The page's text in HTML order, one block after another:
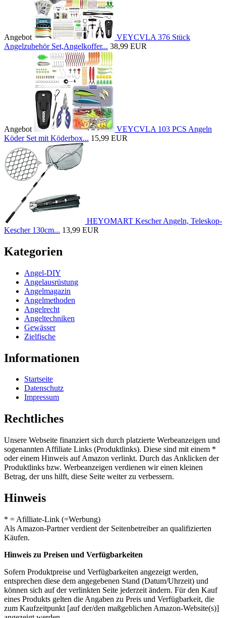
Angebot
VEYCVLA 376 Stück
Angelzubehör Set,Angelkoffer... 38,99 EUR
Angebot
VEYCVLA 103 PCS Angeln
Köder Set mit Köderbox... 15,99 EUR
HEYOMART Kescher Angeln, Teleskop-
Kescher 130cm... 13,99 EUR
Kategorien
Angel-DIY
Angelausrüstung
Angelmagazin
Angelmethoden
Angelrecht
Angeltechniken
Gewässer
Zielfische
Informationen
Startseite
Datenschutz
Impressum
Rechtliches
Unsere Webseite finanziert sich durch platzierte Werbeanzeigen und
sogenannten Affiliate Links (Produktlinks). Diese sind mit einem *
oder einem Hinweis auf Amazon verlinkt. Durch das Anklicken der
Produktlinks bzw. Werbeanzeigen verdienen wir einen kleinen
Betrag, der uns hilft, diese Seite weiter zu verbessern.
Hinweis
* = Afilliate-Link (=Werbung)
Als Amazon-Partner verdient der Seitenbetreiber an qualifizierten
Käufen.
Hinweis zu Preisen und Verfügbarkeiten
Sofern Produktpreise und Verfügbarkeiten angezeigt werden,
entsprechen diese dem angegebenen Stand (Datum/Uhrzeit) und
können sich auf der verlinkten Seite jederzeit ändern. Für den Kauf
eines Produkts gelten die Angaben zu Preis und Verfügbarkeit, die
zum Kaufzeitpunkt [auf der/den maßgeblichen Amazon-Website(s)]